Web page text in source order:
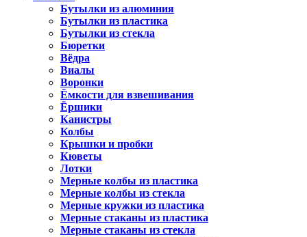
Бутылки из алюминия
Бутылки из пластика
Бутылки из стекла
Бюретки
Вёдра
Виалы
Воронки
Ёмкости для взвешивания
Ёршики
Канистры
Колбы
Крышки и пробки
Кюветы
Лотки
Мерные колбы из пластика
Мерные колбы из стекла
Мерные кружки из пластика
Мерные стаканы из пластика
Мерные стаканы из стекла